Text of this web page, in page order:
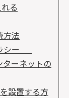
る
方法
シー
ーネットの
設置する方